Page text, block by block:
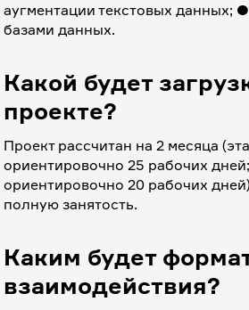
аугментации текстовых данных;
базами данных.
Какой будет
проекте?
Проект рассчитан на 2 месяца
ориентировочно 25 рабочих
ориентировочно 20 рабочих
полную занятость.
Каким будет
взаимодействия?